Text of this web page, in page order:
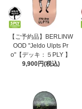
【ご予約品】BERLINW
OOD "Jeldo Ulpts Pr
o"【デッキ：５PLY 】
9,900円(税込)